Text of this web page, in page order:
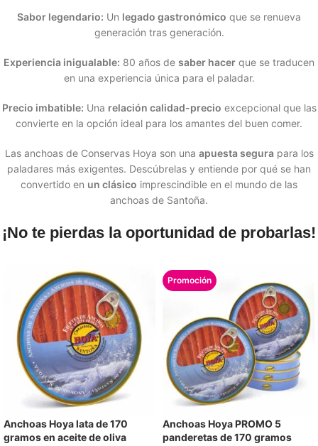
Sabor legendario: Un legado gastronómico que se renueva
generación tras generación.
Experiencia inigualable: 80 años de saber hacer que se traducen
en una experiencia única para el paladar.
Precio imbatible: Una relación calidad-precio excepcional que las
convierte en la opción ideal para los amantes del buen comer.
Las anchoas de Conservas Hoya son una apuesta segura para los
paladares más exigentes. Descúbrelas y entiende por qué se han
convertido en un clásico imprescindible en el mundo de las
anchoas de Santoña.
¡No te pierdas la oportunidad de probarlas!
Anchoas Hoya lata de 170
gramos en aceite de oliva
Anchoas Hoya PROMO 5
panderetas de 170 gramos